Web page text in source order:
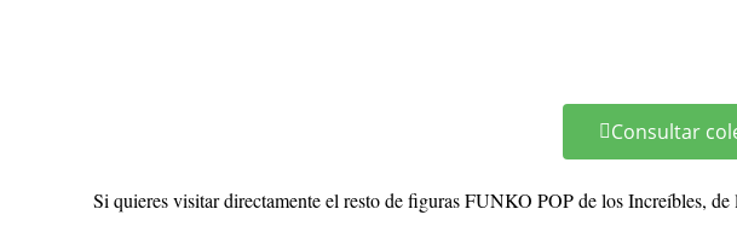
Consultar
Si quieres visitar directamente el resto de figuras FUNKO POP de los Increíbles,